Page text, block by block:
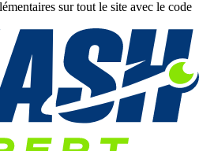
sur tout le site avec le code